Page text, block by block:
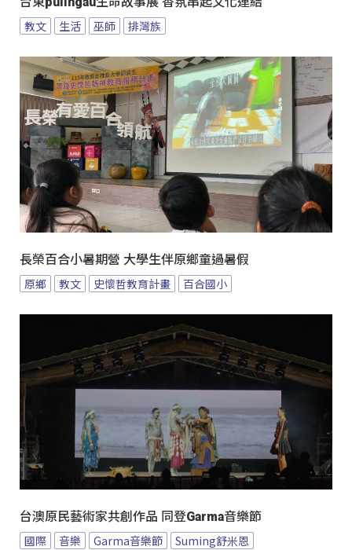
教文 生活 巫師 排灣族
長榮百合小暑期營 大學生伴原鄉童過暑假
原鄉 教文 史懷哲教育計畫 百合國小
台澳原民藝術家共創作品 同登Garma音樂節
國際 音樂 Garma音樂節
Suming舒米恩